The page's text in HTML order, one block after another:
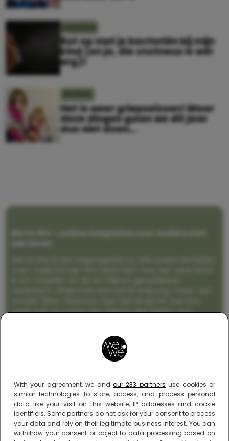
With your agreement, we and our 233 partners use cookies or
similar technologies to store, access, and process personal
data like your visit on this website, IP addresses and cookie
identifiers. Some partners do not ask for your consent to process
your data and rely on their legitimate business interest. You can
withdraw your consent or object to data processing based on
Rot op met je bacteriën bij mijn
kind (en ja, die snotneus is wél
erg)!
Het is weer griepseizoen! Maar
deze dingen gaan we dit jaar
dus niet doen…
Me to We – online magazine voor ouders met
gaat met en naast een (eenouder)gezin. Dus